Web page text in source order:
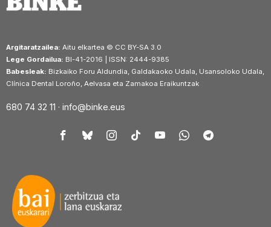
Argitaratzailea: Aitu elkartea © CC BY-SA 3.0
Lege Gordailua: BI-41-2016 | ISSN: 2444-9385
Babesleak: Bizkaiko Foru Aldundia, Galdakaoko Udala, Usansoloko Udala,
Clínica Dental Loroño, Aelvasa eta Zamakoa Eraikuntzak
680 74 32 11 · info@binke.eus